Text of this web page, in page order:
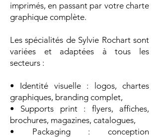
imprimés, en passant par votre charte
graphique complète.
Les spécialités de Sylvie Rochart sont
variées et adaptées à tous les
secteurs :
• Identité visuelle : logos, chartes
graphiques, branding complet,
• Supports print : flyers, affiches,
brochures, magazines, catalogues,
• Packaging : conception